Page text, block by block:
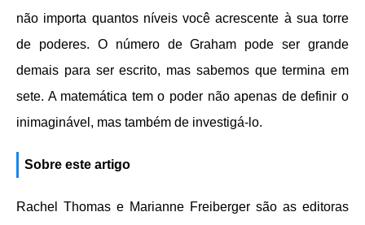
não importa quantos níveis você acrescente à sua torre
de poderes. O número de Graham pode ser grande
demais para ser escrito, mas sabemos que termina em
sete. A matemática tem o poder não apenas de definir o
inimaginável, mas também de investigá-lo.
Sobre este artigo
Rachel Thomas e Marianne Freiberger são as editoras